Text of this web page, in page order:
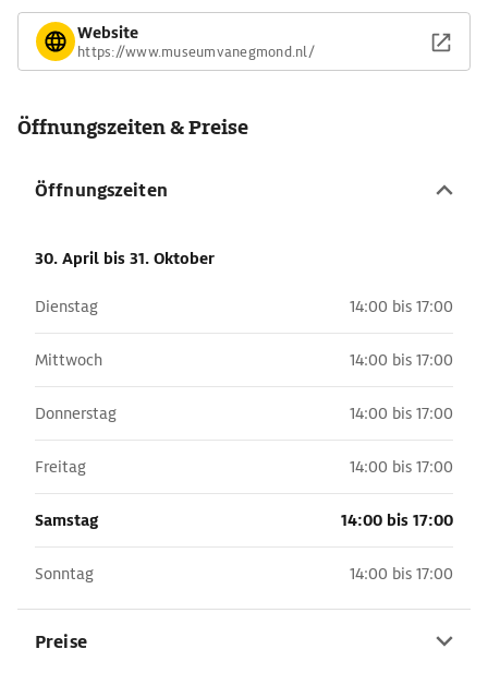
Website
https://www.museumvanegmond.nl/
Öffnungszeiten & Preise
Öffnungszeiten
30. April bis 31. Oktober
Dienstag 14:00 bis 17:00
Mittwoch 14:00 bis 17:00
Donnerstag 14:00 bis 17:00
Freitag 14:00 bis 17:00
Samstag 14:00 bis 17:00
Sonntag 14:00 bis 17:00
Preise